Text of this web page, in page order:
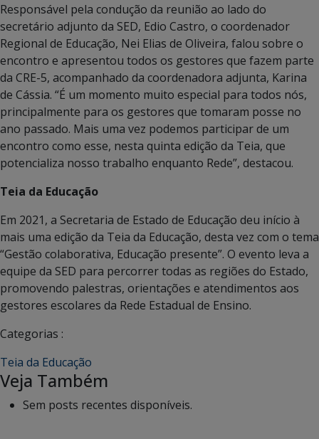
Responsável pela condução da reunião ao lado do
secretário adjunto da SED, Edio Castro, o coordenador
Regional de Educação, Nei Elias de Oliveira, falou sobre o
encontro e apresentou todos os gestores que fazem parte
da CRE-5, acompanhado da coordenadora adjunta, Karina
de Cássia. “É um momento muito especial para todos nós,
principalmente para os gestores que tomaram posse no
ano passado. Mais uma vez podemos participar de um
encontro como esse, nesta quinta edição da Teia, que
potencializa nosso trabalho enquanto Rede”, destacou.
Teia da Educação
Em 2021, a Secretaria de Estado de Educação deu início à
mais uma edição da Teia da Educação, desta vez com o tema
“Gestão colaborativa, Educação presente”. O evento leva a
equipe da SED para percorrer todas as regiões do Estado,
promovendo palestras, orientações e atendimentos aos
gestores escolares da Rede Estadual de Ensino.
Categorias :
Teia da Educação
Veja Também
Sem posts recentes disponíveis.